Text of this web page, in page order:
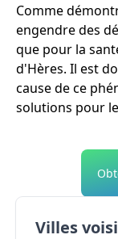
Comme
engendre des
que pour la
d'Hères. Il est
cause de ce
solutions pour
Villes